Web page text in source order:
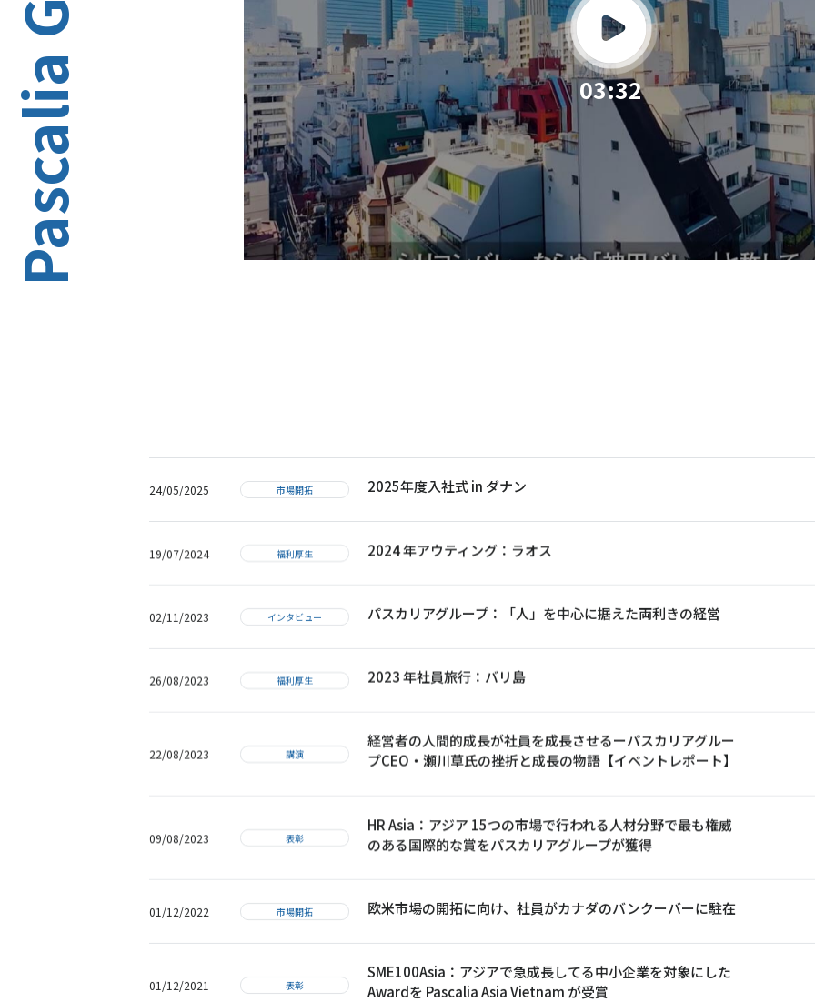
03:32
Play
03:32
24/05/2025 市場開拓 2025年度入社式 in ダナン
19/07/2024 福利厚生 2024 年アウティング：ラオス
02/11/2023 インタビュー パスカリアグループ：「人」を中心に据えた両利きの経営
26/08/2023 福利厚生 2023 年社員旅行：バリ島
22/08/2023 講演
経営者の人間的成長が社員を成長させるーパスカリアグルー
プCEO・瀬川草氏の挫折と成長の物語【イベントレポート】
09/08/2023 表彰
HR Asia：アジア 15つの市場で行われる人材分野で最も権威
のある国際的な賞をパスカリアグループが獲得
01/12/2022 市場開拓 欧米市場の開拓に向け、社員がカナダのバンクーバーに駐在
01/12/2021 表彰
SME100Asia：アジアで急成長してる中小企業を対象にした
Awardを Pascalia Asia Vietnam が受賞